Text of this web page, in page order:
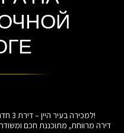
דירה מרווחת, מתוכננת חכם